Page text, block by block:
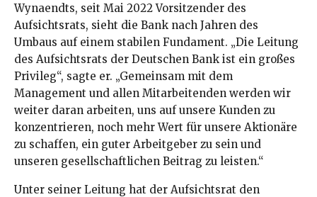
Wynaendts, seit Mai 2022 Vorsitzender des
Aufsichtsrats, sieht die Bank nach Jahren des
Umbaus auf einem stabilen Fundament. „Die Leitung
des Aufsichtsrats der Deutschen Bank ist ein großes
Privileg“, sagte er. „Gemeinsam mit dem
Management und allen Mitarbeitenden werden wir
weiter daran arbeiten, uns auf unsere Kunden zu
konzentrieren, noch mehr Wert für unsere Aktionäre
zu schaffen, ein guter Arbeitgeber zu sein und
unseren gesellschaftlichen Beitrag zu leisten.“
Unter seiner Leitung hat der Aufsichtsrat den